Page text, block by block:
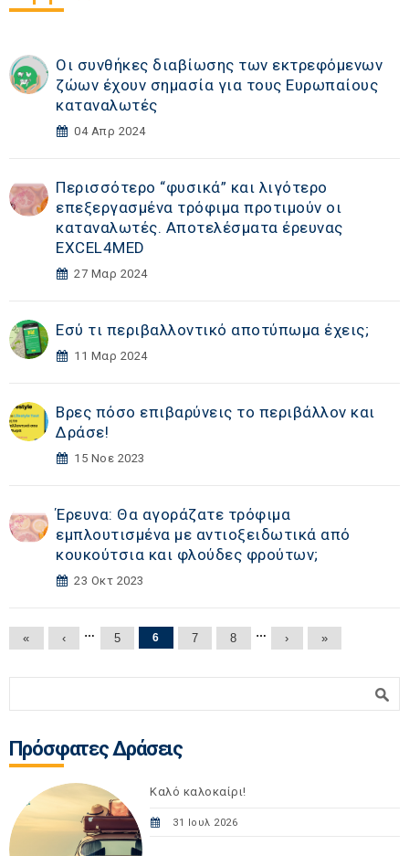
Οι συνθήκες διαβίωσης των εκτρεφόμενων
ζώων έχουν σημασία για τους Ευρωπαίους
καταναλωτές
04 Απρ 2024
Περισσότερο “φυσικά” και λιγότερο
επεξεργασμένα τρόφιμα προτιμούν οι
καταναλωτές. Αποτελέσματα έρευνας
EXCEL4MED
27 Μαρ 2024
Εσύ τι περιβαλλοντικό αποτύπωμα έχεις;
11 Μαρ 2024
Βρες πόσο επιβαρύνεις το περιβάλλον και
Δράσε!
15 Νοε 2023
Έρευνα: Θα αγοράζατε τρόφιμα
εμπλουτισμένα με αντιοξειδωτικά από
κουκούτσια και φλούδες φρούτων;
23 Οκτ 2023
Σελίδες
« ‹ … 5 6 7 8 … › »
Πρόσφατες Δράσεις
Καλό καλοκαίρι!
31 Ιουλ 2026